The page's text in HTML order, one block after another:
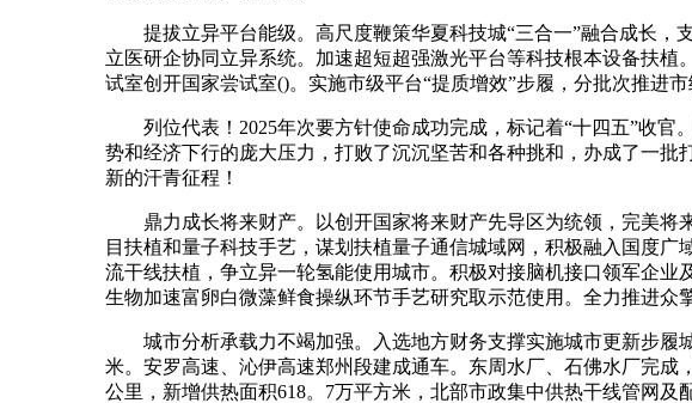
提拔立异平台能级。高尺度鞭策华夏科技城“三合一”融合成长，
立医研企协同立异系统。加速超短超强激光平台等科技根本设备扶
试室创开国家尝试室()。实施市级平台“提质增效”步履，分批次推进市
列位代表！2025年次要方针使命成功完成，标记着“十四五”收官
势和经济下行的庞大压力，打败了沉沉坚苦和各种挑和，办成了一
新的汗青征程！
鼎力成长将来财产。以创开国家将来财产先导区为统领，完美将
目扶植和量子科技手艺，谋划扶植量子通信城域网，积极融入国度
流干线扶植，争立异一轮氢能使用城市。积极对接脑机接口领军企
生物加速富卵白微藻鲜食操纵环节手艺研究取示范使用。全力推进众
城市分析承载力不竭加强。入选地方财务支撑实施城市更新步履
米。安罗高速、沁伊高速郑州段建成通车。东周水厂、石佛水厂完成
公里，新增供热面积618。7万平方米，北部市政集中供热干线管网